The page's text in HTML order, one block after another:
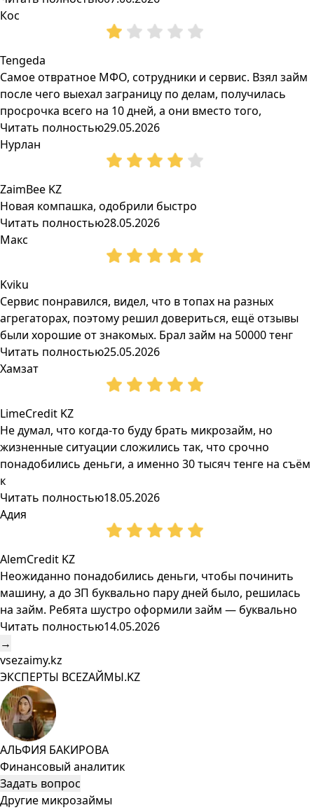
Кос
Tengeda
Самое отвратное МФО, сотрудники и сервис. Взял займ
после чего выехал заграницу по делам, получилась
просрочка всего на 10 дней, а они вместо того,
Читать полностью29.05.2026
Нурлан
ZaimBee KZ
Новая компашка, одобрили быстро
Читать полностью28.05.2026
Макс
Kviku
Сервис понравился, видел, что в топах на разных
агрегаторах, поэтому решил довериться, ещё отзывы
были хорошие от знакомых. Брал займ на 50000 тенг
Читать полностью25.05.2026
Хамзат
LimeCredit KZ
Не думал, что когда-то буду брать микрозайм, но
жизненные ситуации сложились так, что срочно
понадобились деньги, а именно 30 тысяч тенге на съём
к
Читать полностью18.05.2026
Адия
AlemCredit KZ
Неожиданно понадобились деньги, чтобы починить
машину, а до ЗП буквально пару дней было, решилась
на займ. Ребята шустро оформили займ — буквально
Читать полностью14.05.2026
→
vsezaimy.kz
ЭКСПЕРТЫ ВСЕZAЙМЫ.KZ
АЛЬФИЯ БАКИРОВА
Финансовый аналитик
Задать вопрос
Другие микрозаймы